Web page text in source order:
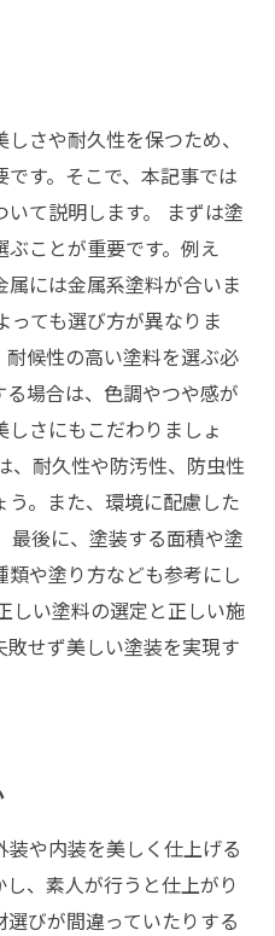
さや耐久性を保つため、
す。そこで、本記事では
て説明します。 まずは塗
ことが重要です。例え
には金属系塗料が合いま
っても選び方が異なりま
候性の高い塗料を選ぶ必
場合は、色調やつや感が
さにもこだわりましょ
、耐久性や防汚性、防虫性
。また、環境に配慮した
最後に、塗装する面積や塗
や塗り方なども参考にし
しい塗料の選定と正しい施
せず美しい塗装を実現す
や内装を美しく仕上げる
、素人が行うと仕上がり
びが間違っていたりする